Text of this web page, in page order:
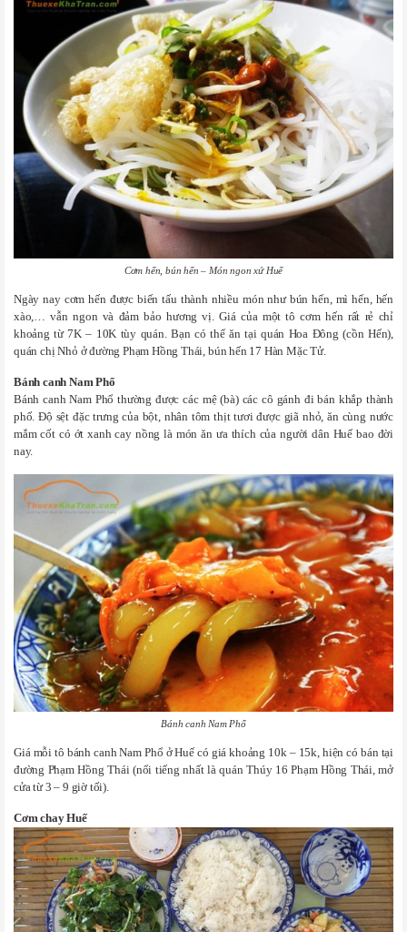
Cơm hến, bún hến – Món ngon xứ Huế
Ngày nay cơm hến được biến tấu thành nhiều món như bún hến, mì hến, hến
xào,… vẫn ngon và đảm bảo hương vị. Giá của một tô cơm hến rất rẻ chỉ
khoảng từ 7K – 10K tùy quán. Bạn có thể ăn tại quán Hoa Đông (cồn Hến),
quán chị Nhỏ ở đường Phạm Hồng Thái, bún hến 17 Hàn Mặc Tử.
Bánh canh Nam Phổ
Bánh canh Nam Phổ thường được các mệ (bà) các cô gánh đi bán khắp thành
phố. Độ sệt đặc trưng của bột, nhân tôm thịt tươi được giã nhỏ, ăn cùng nước
mắm cốt có ớt xanh cay nồng là món ăn ưa thích của người dân Huế bao đời
nay.
Bánh canh Nam Phổ
Giá mỗi tô bánh canh Nam Phổ ở Huế có giá khoảng 10k – 15k, hiện có bán tại
đường Phạm Hồng Thái (nổi tiếng nhất là quán Thúy 16 Phạm Hồng Thái, mở
cửa từ 3 – 9 giờ tối).
Cơm chay Huế